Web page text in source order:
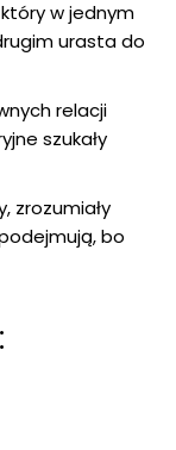
w jednym
urasta do
relacji
szukały
zrozumiały
bo